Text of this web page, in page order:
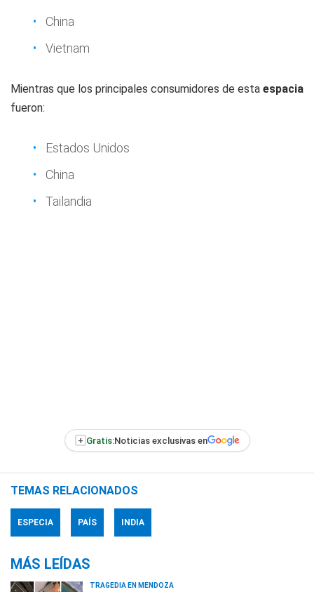
China
Vietnam
Mientras que los principales consumidores de esta espacia
fueron:
Estados Unidos
China
Tailandia
+ Gratis:Noticias exclusivas en
TEMAS RELACIONADOS
ESPECIA PAÍS INDIA
MÁS LEÍDAS
TRAGEDIA EN MENDOZA